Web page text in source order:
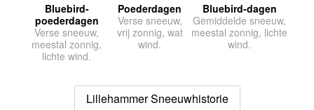
Bluebird-
poederdagen
Verse sneeuw,
meestal zonnig,
lichte wind.
Poederdagen
Verse sneeuw,
vrij zonnig, wat
wind.
Bluebird-dagen
Gemiddelde sneeuw,
meestal zonnig, lichte
wind.
Lillehammer Sneeuwhistorie